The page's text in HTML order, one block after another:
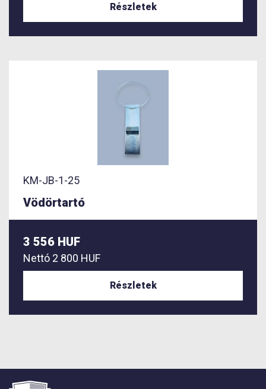
Részletek
KM-JB-1-25
Vödörtartó
3 556 HUF
Nettó 2 800 HUF
Részletek